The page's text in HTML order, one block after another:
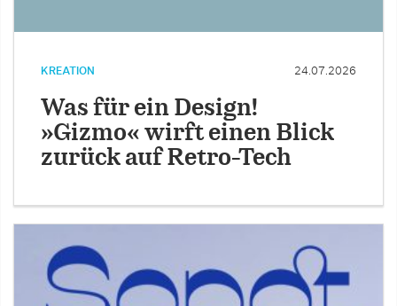
KREATION 24.07.2026
Was für ein Design!
»Gizmo« wirft einen Blick
zurück auf Retro-Tech